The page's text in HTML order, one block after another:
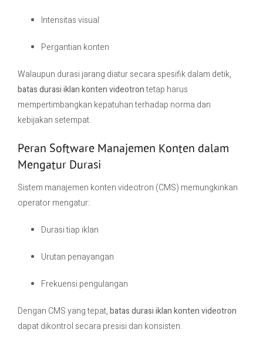
Intensitas visual
Pergantian konten
Walaupun durasi jarang diatur secara spesifik dalam detik,
batas durasi iklan konten videotrontetap harus
mempertimbangkan kepatuhan terhadap norma dan
kebijakan setempat.
Peran Software Manajemen Konten dalam
Mengatur Durasi
Sistem manajemen konten videotron (CMS) memungkinkan
operator mengatur:
Durasi tiap iklan
Urutan penayangan
Frekuensi pengulangan
Dengan CMS yang tepat,batas durasi iklan konten videotron
dapat dikontrol secara presisi dan konsisten.